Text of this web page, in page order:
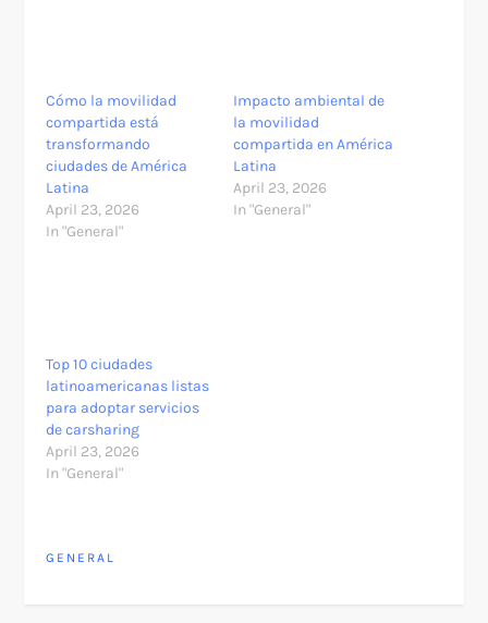
Cómo la movilidad
compartida está
transformando
ciudades de América
Latina
April 23, 2026
In "General"
Impacto ambiental de
la movilidad
compartida en América
Latina
April 23, 2026
In "General"
Top 10 ciudades
latinoamericanas listas
para adoptar servicios
de carsharing
April 23, 2026
In "General"
GENERAL